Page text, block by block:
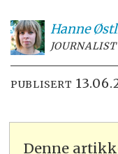
Hanne
JOURNALIST
PUBLISERT
Denne